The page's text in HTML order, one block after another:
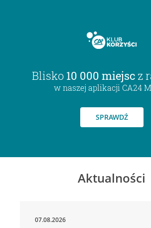
Blisko 10 000 miejsc z
w naszej aplikacji CA24
SPRAWDŹ
Aktualności
07.08.2026